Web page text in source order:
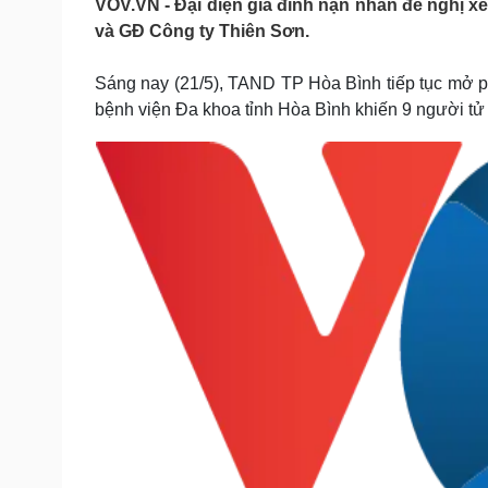
Tin nóng
Tư vấn luật
Việt Nam
Sức khỏe
Dinh dưỡng - món ngon
Cây thuốc
Sản phụ khoa
Nhi khoa
Nam khoa
Làm đẹp - giảm cân
Phòng mạch online
Ăn sạch sống khỏe
Đời sống
Nhà đẹp
Blog
Tình yêu - Gia đình
VOV.VN - Đại diện gia đình nạn nhân đề nghị
và GĐ Công ty Thiên Sơn.
Sáng nay (21/5), TAND TP Hòa Bình tiếp tục mở
bệnh viện Đa khoa tỉnh Hòa Bình khiến 9 người tử